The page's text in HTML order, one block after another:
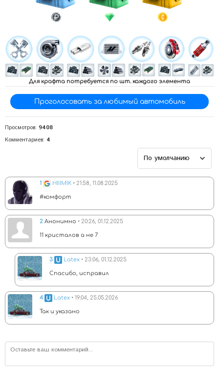
Для крафта потребуется по шт. каждого элемента
Проголосовать за любимый автомобиль
Просмотров: 9408
Комментариев: 4
1 HIIIMIK • 21:58, 11.08.2025
#комфорт
2 Анонимно • 20:26, 01.12.2025
11 кристалов а не 7
3 Latex • 23:06, 01.12.2025
Спасибо, исправил
4 Latex • 19:04, 25.05.2026
Так и указано